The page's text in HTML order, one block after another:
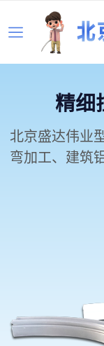
精细
北京盛达伟业
弯加工、建筑